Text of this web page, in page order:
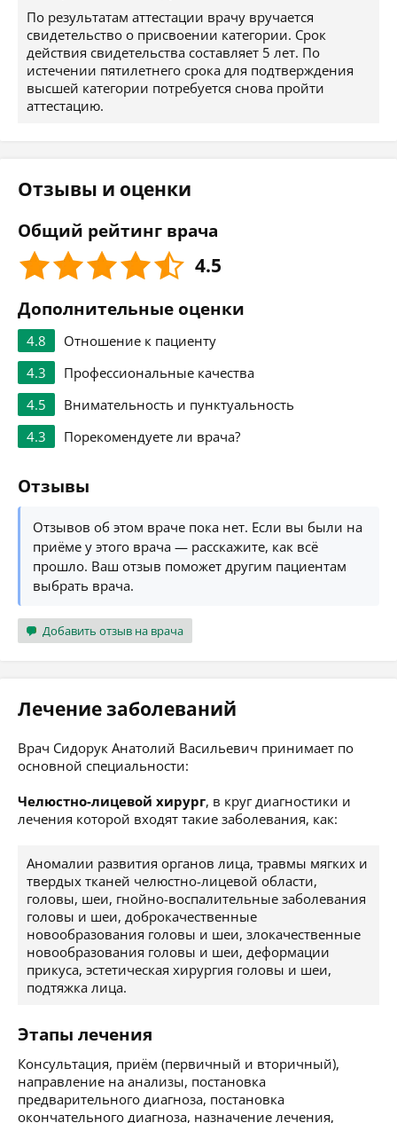
По результатам аттестации врачу вручается
свидетельство о присвоении категории. Срок
действия свидетельства составляет 5 лет. По
истечении пятилетнего срока для подтверждения
высшей категории потребуется снова пройти
аттестацию.
Отзывы и оценки
Общий рейтинг врача
4.5
Дополнительные оценки
4.8
Отношение к пациенту
4.3
Профессиональные качества
4.5
Внимательность и пунктуальность
4.3
Порекомендуете ли врача?
Отзывы
Отзывов об этом враче пока нет. Если вы были на
приёме у этого врача — расскажите, как всё
прошло. Ваш отзыв поможет другим пациентам
выбрать врача.
Добавить отзыв на врача
Лечение заболеваний
Врач Сидорук Анатолий Васильевич принимает по
основной специальности:
Челюстно-лицевой хирург, в круг диагностики и
лечения которой входят такие заболевания, как:
Аномалии развития органов лица, травмы мягких и
твердых тканей челюстно-лицевой области,
головы, шеи, гнойно-воспалительные заболевания
головы и шеи, доброкачественные
новообразования головы и шеи, злокачественные
новообразования головы и шеи, деформации
прикуса, эстетическая хирургия головы и шеи,
подтяжка лица.
Этапы лечения
Консультация, приём (первичный и вторичный),
направление на анализы, постановка
предварительного диагноза, постановка
окончательного диагноза, назначение лечения,